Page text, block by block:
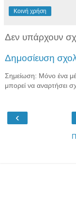
Κοινή χρήση
Δεν υπάρχουν
Δημοσίευση
Σημείωση: Μόνο ένα
μπορεί να αναρτήσει
‹